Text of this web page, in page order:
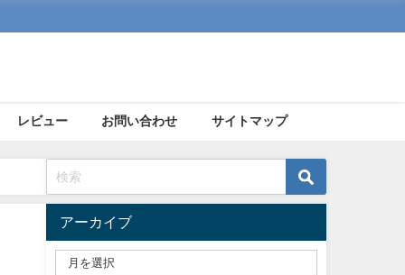
レビュー お問い合わせ サイトマップ
アーカイブ